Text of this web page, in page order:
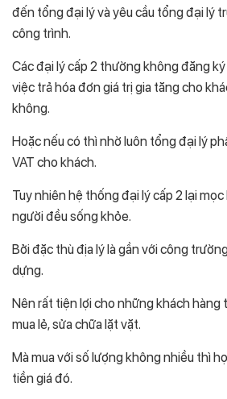
đến tổng đại lý và yêu cầu tổng đại lý
công trình.
Các đại lý cấp 2 thường không đăng
việc trả hóa đơn giá trị gia tăng cho
không.
Hoặc nếu có thì nhờ luôn tổng đại lý
VAT cho khách.
Tuy nhiên hệ thống đại lý cấp 2 lại
người đều sống khỏe.
Bởi đặc thù địa lý là gần với công
dựng.
Nên rất tiện lợi cho những khách hàng
mua lẻ, sửa chữa lặt vặt.
Mà mua với số lượng không nhiều thì
tiền giá đó.